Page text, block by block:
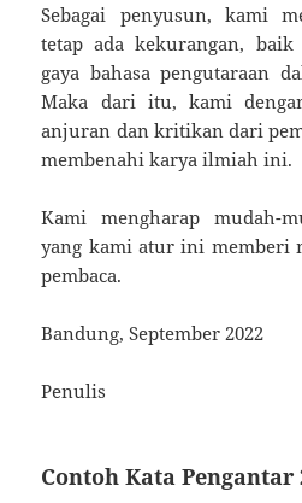
Sebagai penyusun, kami
tetap ada kekurangan,
gaya bahasa pengutaraan
Maka dari itu, kami
anjuran dan kritikan dari
membenahi karya ilmiah ini.
Kami mengharap mudah-
yang kami atur ini memberi
pembaca.
Bandung, September 2022
Penulis
Contoh Kata Pengantar